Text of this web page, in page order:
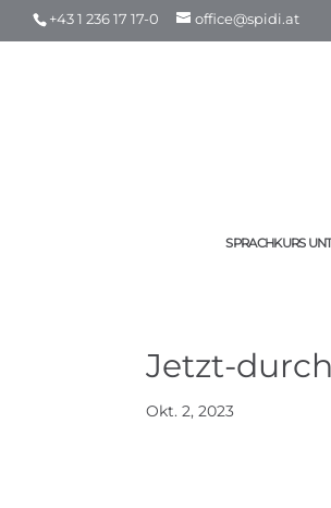
+43 1 236 17 17-0 office@spidi.at
SPRACHKURS
Jetzt-
Okt. 2, 2023